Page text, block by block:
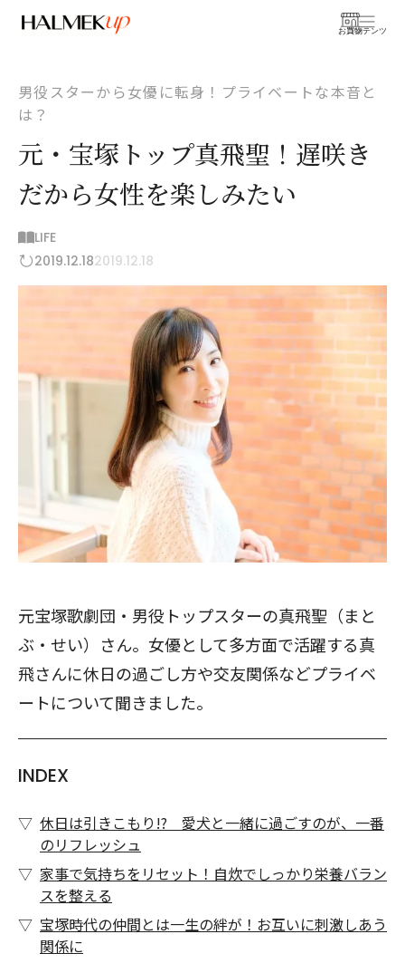
お買物
コンテンツ
男役スターから女優に転身！プライベートな本音と
は？
元・宝塚トップ真飛聖！遅咲き
だから女性を楽しみたい
LIFE
2019.12.182019.12.18
元宝塚歌劇団・男役トップスターの真飛聖（まと
ぶ・せい）さん。女優として多方面で活躍する真
飛さんに休日の過ごし方や交友関係などプライベ
ートについて聞きました。
INDEX
休日は引きこもり!? 愛犬と一緒に過ごすのが、一番
のリフレッシュ
家事で気持ちをリセット！自炊でしっかり栄養バラン
スを整える
宝塚時代の仲間とは一生の絆が！お互いに刺激しあう
関係に